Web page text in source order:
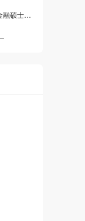
图书情报硕士考研院校排名_申请考研调剂_金融硕士考研